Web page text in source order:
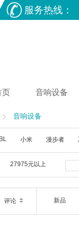
服务热线：
页 音响设备
音响设备
小米 漫步者
27975元以上
评论 新品